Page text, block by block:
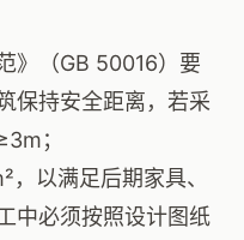
》（GB 50016）要
保持安全距离，若采
；
以满足后期家具、
中必须按照设计图纸